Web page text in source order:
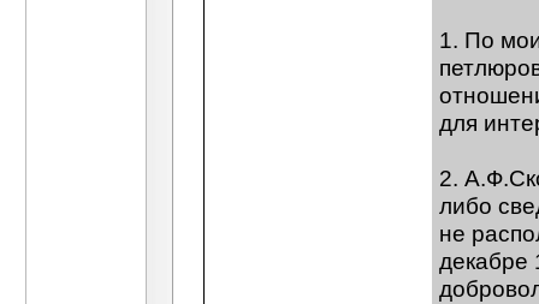
1. По
для
2.
либо
не
декабре